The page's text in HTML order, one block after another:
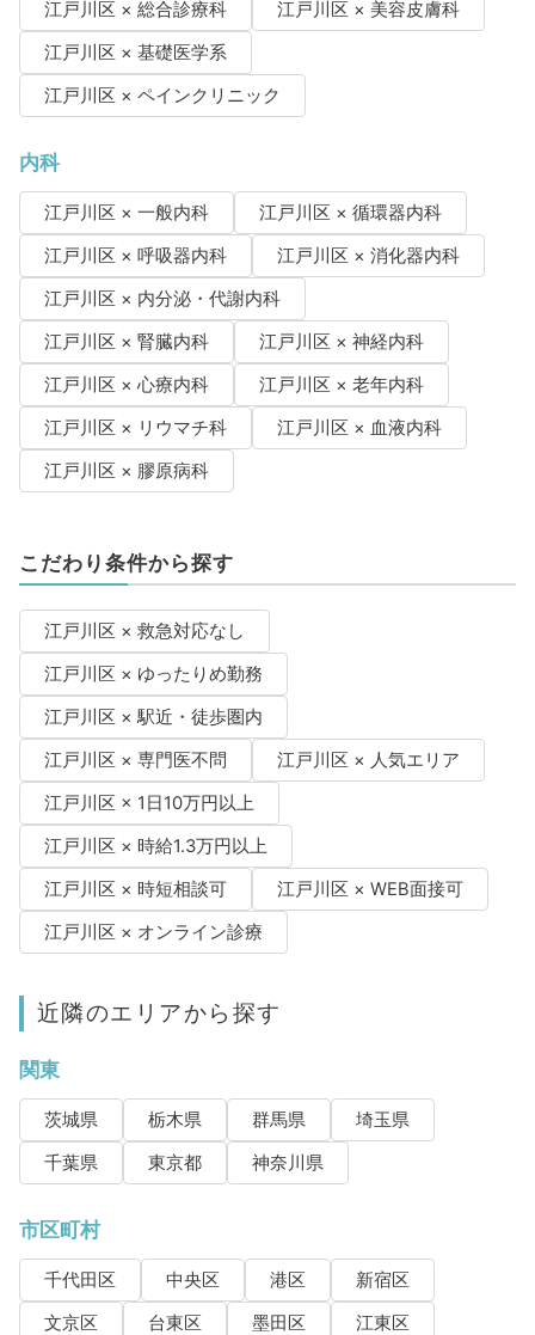
江戸川区 × 総合診療科
江戸川区 × 美容皮膚科
江戸川区 × 基礎医学系
江戸川区 × ペインクリニック
内科
江戸川区 × 一般内科
江戸川区 × 循環器内科
江戸川区 × 呼吸器内科
江戸川区 × 消化器内科
江戸川区 × 内分泌・代謝内科
江戸川区 × 腎臓内科
江戸川区 × 神経内科
江戸川区 × 心療内科
江戸川区 × 老年内科
江戸川区 × リウマチ科
江戸川区 × 血液内科
江戸川区 × 膠原病科
こだわり条件から探す
江戸川区 × 救急対応なし
江戸川区 × ゆったりめ勤務
江戸川区 × 駅近・徒歩圏内
江戸川区 × 専門医不問
江戸川区 × 人気エリア
江戸川区 × 1日10万円以上
江戸川区 × 時給1.3万円以上
江戸川区 × 時短相談可
江戸川区 × WEB面接可
江戸川区 × オンライン診療
近隣のエリアから探す
関東
茨城県 栃木県 群馬県
埼玉県
千葉県
東京都 神奈川県
市区町村
千代田区 中央区 港区
新宿区
文京区
台東区 墨田区
江東区